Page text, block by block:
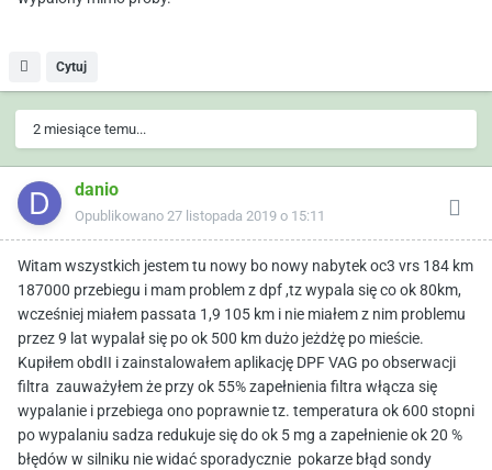
Cytuj
2 miesiące temu...
danio
Opublikowano 27 listopada 2019 o 15:11
Witam wszystkich jestem tu nowy bo nowy nabytek oc3 vrs 184 km
187000 przebiegu i mam problem z dpf ,tz wypala się co ok 80km,
wcześniej miałem passata 1,9 105 km i nie miałem z nim problemu
przez 9 lat wypalał się po ok 500 km dużo jeżdżę po mieście.
Kupiłem obdII i zainstalowałem aplikację DPF VAG po obserwacji
filtra zauważyłem że przy ok 55% zapełnienia filtra włącza się
wypalanie i przebiega ono poprawnie tz. temperatura ok 600 stopni
po wypalaniu sadza redukuje się do ok 5 mg a zapełnienie ok 20 %
błędów w silniku nie widać sporadycznie pokarze błąd sondy